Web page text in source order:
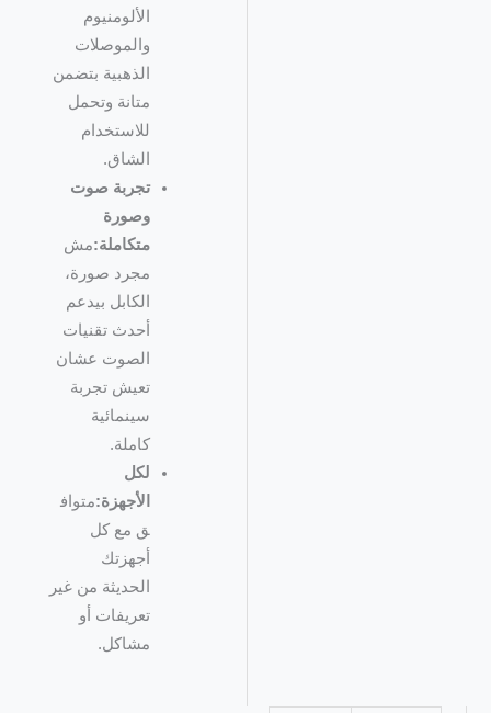
الألومنيوم
والموصلات
الذهبية بتضمن
متانة وتحمل
للاستخدام
الشاق.
تجربة صوت
وصورة
متكاملة:مش
مجرد صورة،
الكابل بيدعم
أحدث تقنيات
الصوت عشان
تعيش تجربة
سينمائية
كاملة.
لكل
الأجهزة:متواف
ق مع كل
أجهزتك
الحديثة من غير
تعريفات أو
مشاكل.